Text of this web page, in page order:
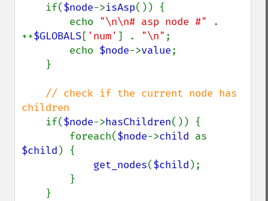
if($node->isAsp()) {
        echo
"\n\n# asp node #"
.
++$GLOBALS[ 'num' ] . "\n" ;
        echo
$node->value;
// check if the current node has
children
if($node->hasChildren()) {
        foreach(
$node->child
$child ) {
get_nodes($child );